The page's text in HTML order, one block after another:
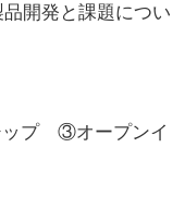
開発と課題につい
プ　③オープンイ